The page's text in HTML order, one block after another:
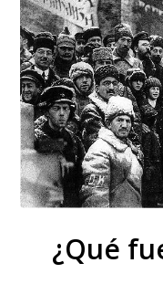
¿Qué